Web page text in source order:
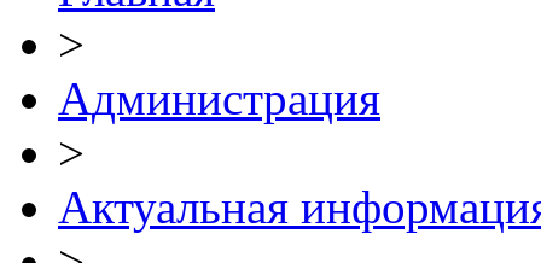
>
Администрация
>
Актуальная